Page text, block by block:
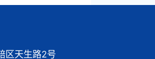
区天生路2号